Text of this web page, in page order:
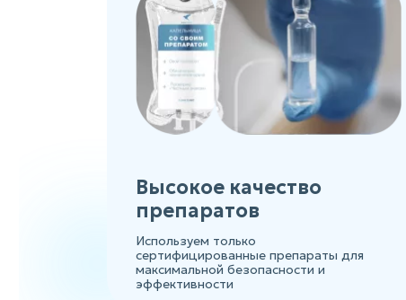
Высокое качество
препаратов
Используем только
сертифицированные препараты для
максимальной безопасности и
эффективности